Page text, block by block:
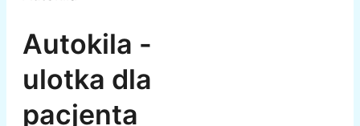
Autokila -
ulotka dla
pacjenta